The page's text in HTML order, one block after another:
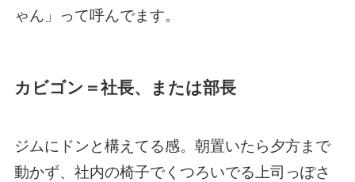
ゃん」って呼んでます。
カビゴン＝社長、または部長
ジムにドンと構えてる感。朝置いたら夕方まで
動かず、社内の椅子でくつろいでる上司っぽさ